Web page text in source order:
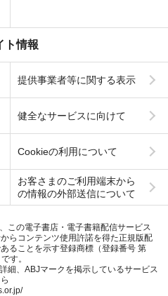
ト情報
提供事業者等に関する表示
健全なサービスに向けて
Cookieの利用について
お客さまのご利用端末から
の情報の外部送信について
この電子書店・電子書籍配信サービス
らコンテンツ使用許諾を得た正規版配
ることを示す登録商標（登録番号 第
す。
細、ABJマークを掲示しているサービス